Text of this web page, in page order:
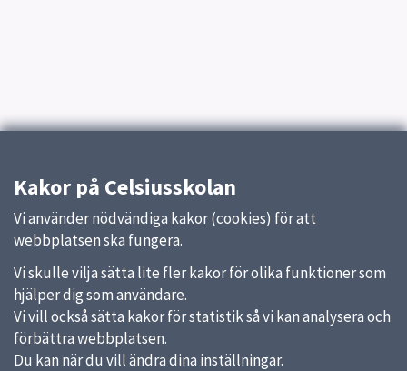
Kakor på Celsiusskolan
Vi använder nödvändiga kakor (cookies) för att
webbplatsen ska fungera.
Vi skulle vilja sätta lite fler kakor för olika funktioner som
hjälper dig som användare.
Vi vill också sätta kakor för statistik så vi kan analysera och
förbättra webbplatsen.
Du kan när du vill ändra dina inställningar.